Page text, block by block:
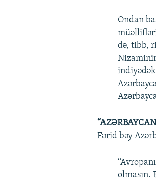
Ondan
də, tibb,
Fərid bəy
olmasın.